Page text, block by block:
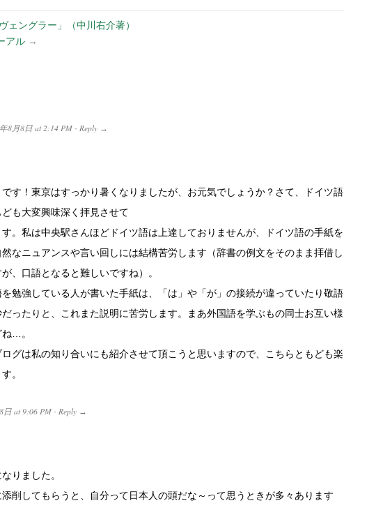
ェングラー」（中川右介著）
アル →
8月8日 at 2:14 PM · Reply →
す！東京はすっかり暑くなりましたが、お元気でしょうか？さて、ドイツ語
も大変興味深く拝見させて
。私は中央駅さんほどドイツ語は上達しておりませんが、ドイツ語の手紙を
なニュアンスや言い回しには結構苦労します（辞書の例文をそのまま拝借し
、口語となると難しいですね）。
勉強している人が書いた手紙は、「は」や「が」の接続が違っていたり敬語
ったりと、これまた説明に苦労します。まあ外国語を学ぶもの同士お互い様
…。
ログは私の知り合いにも紹介させて頂こうと思いますので、こちらともども楽
。
日 at 9:06 PM · Reply →
りました。
削してもらうと、自分って日本人の頭だな～って思うときが多々あります